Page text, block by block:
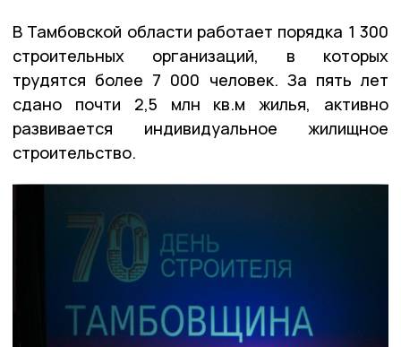
В Тамбовской области работает порядка 1 300
строительных организаций, в которых
трудятся более 7 000 человек. За пять лет
сдано почти 2,5 млн кв.м жилья, активно
развивается индивидуальное жилищное
строительство.